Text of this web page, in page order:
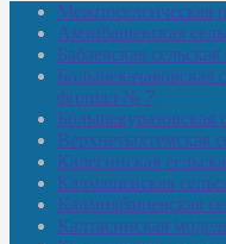
Межпоселенческая
Амзибашевская
Бабаевская
Большекачаковская
филиал № 7
Верхнетыхтемская
Калегинская
Калмашевская
Калмиябашевская
Калтасинская